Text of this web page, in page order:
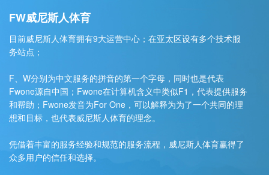
FW威尼斯人体育
目前威尼斯人体育拥有9大运营中心；在亚太区设有多个技术服
务站点；
F、W分别为中文服务的拼音的第一个字母，同时也是代表
Fwone源自中国；Fwone在计算机含义中类似F1，代表提供服务
和帮助；Fwone发音为For One，可以解释为为了一个共同的理
想和目标，也代表威尼斯人体育的理念。
凭借着丰富的服务经验和规范的服务流程，威尼斯人体育赢得了
众多用户的信任和选择。